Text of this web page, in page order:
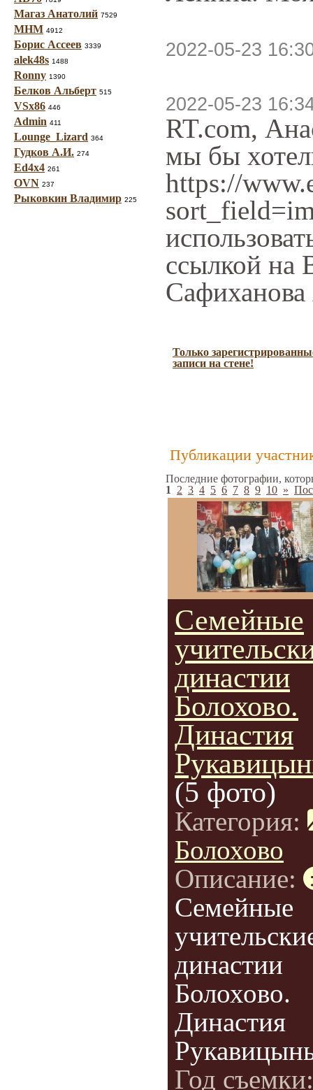
Магаз Анатолий 7529
МНМ 4912
Борис Ассеев 3339
alek48s 1488
Ronny 1390
Белков Альберт 515
VSx86 446
Admin 411
Lounge_Lizard 364
Гудков А.И. 274
Ed4x4 261
OVN 237
Рыковкин Владимир 225
2022-05-23
2022-05-23
RT.com,
мы бы
https://
ссылкой на
Сафиханова
Только
записи на стене!
Публикации
Последние фотографии,
1
2 3 4 5 6 7 8 9 10 »
Семейные
династии
Болохово.
Династия
(5 фото)
Категория:
Болохово
Описание:
Семейные
династии
Болохово.
Династия
Год